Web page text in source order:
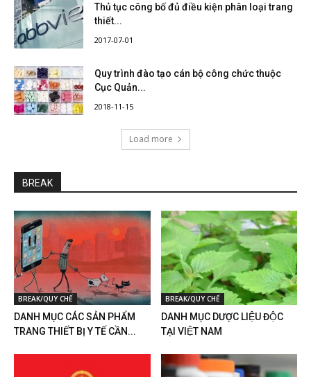
Thủ tục công bố đủ điều kiện phân loại trang
thiết...
2017-07-01
Quy trình đào tạo cán bộ công chức thuộc
Cục Quản...
2018-11-15
Load more
BREAK
BREAK/QUY CHẾ
DANH MỤC CÁC SẢN PHẨM
TRANG THIẾT BỊ Y TẾ CẦN...
BREAK/QUY CHẾ
DANH MỤC DƯỢC LIỆU ĐỘC
TẠI VIỆT NAM